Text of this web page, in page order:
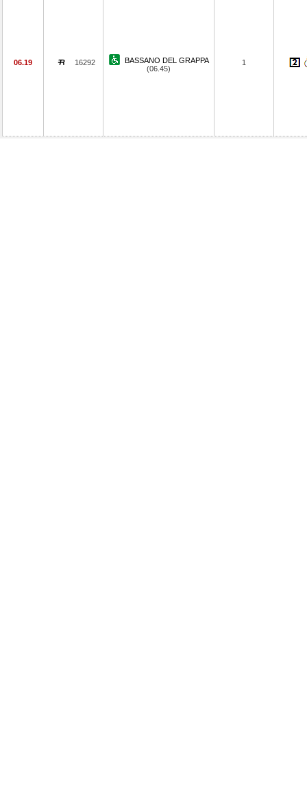
06.19 16292
BASSANO DEL GRAPPA
(06.45)
1